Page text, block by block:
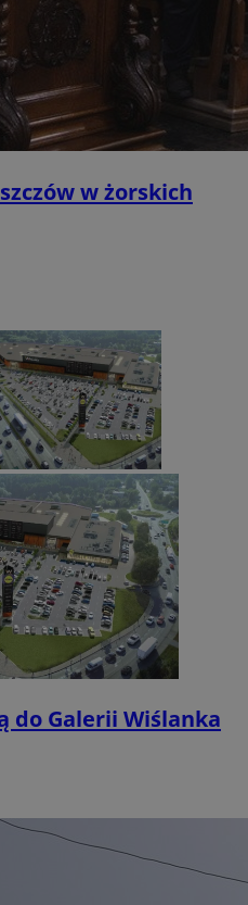
w żorskich
do Galerii Wiślanka